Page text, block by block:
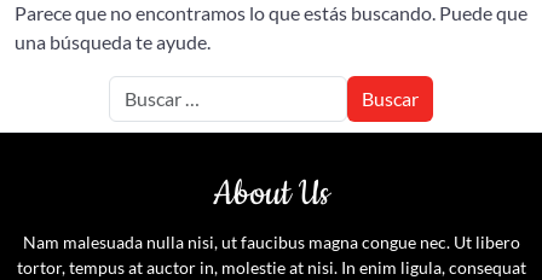
Parece que no encontramos lo que estás buscando. Puede que
una búsqueda te ayude.
About Us
Nam malesuada nulla nisi, ut faucibus magna congue nec. Ut libero
tortor, tempus at auctor in, molestie at nisi. In enim ligula, consequat